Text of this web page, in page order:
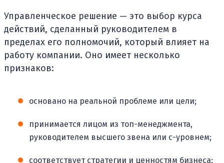
Управленческое решение — это выбор курса
действий, сделанный руководителем в
пределах его полномочий, который влияет на
работу компании. Оно имеет несколько
признаков:
основано на реальной проблеме или цели;
принимается лицом из топ-менеджмента,
руководителем высшего звена или с-уровнем;
соответствует стратегии и ценностям бизнеса;